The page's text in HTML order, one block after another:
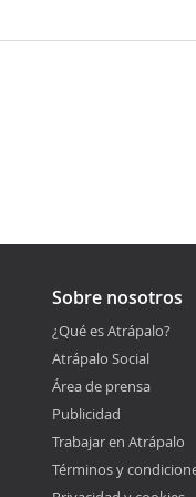
Sobre nosotros
¿Qué es Atrápalo?
Atrápalo Social
Área de prensa
Publicidad
Trabajar en Atrápalo
Términos y